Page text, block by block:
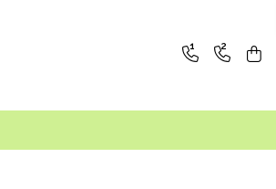
1 2